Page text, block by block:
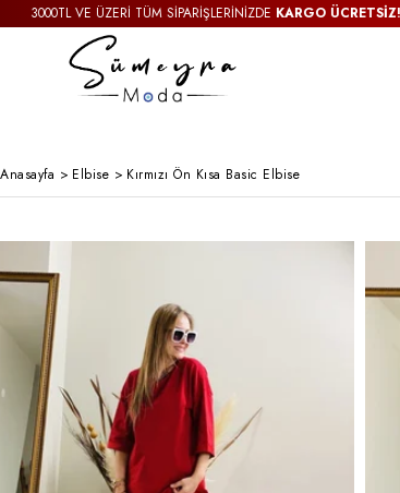
VE ÜZERİ TÜM SİPARİŞLERİNİZDEKARGO ÜCRETSİZ!
Anasayfa > Elbise > Kırmızı Ön Kısa Basic Elbise